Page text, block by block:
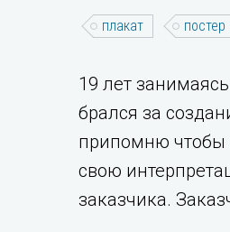
плакат постер
19 лет
брался за
припомню чтобы
свою
заказчика.